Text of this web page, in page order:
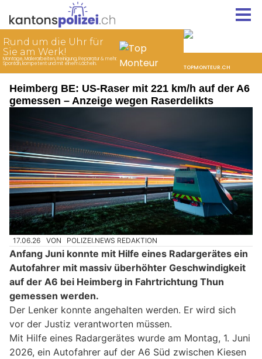
Heimberg BE: US-Raser mit 221 km/h auf der A6
gemessen – Anzeige wegen Raserdelikts
17.06.26 VON POLIZEI.NEWS REDAKTION
Anfang Juni konnte mit Hilfe eines Radargerätes ein
Autofahrer mit massiv überhöhter Geschwindigkeit
auf der A6 bei Heimberg in Fahrtrichtung Thun
gemessen werden.
Der Lenker konnte angehalten werden. Er wird sich
vor der Justiz verantworten müssen.
Mit Hilfe eines Radargerätes wurde am Montag, 1. Juni
2026, ein Autofahrer auf der A6 Süd zwischen Kiesen